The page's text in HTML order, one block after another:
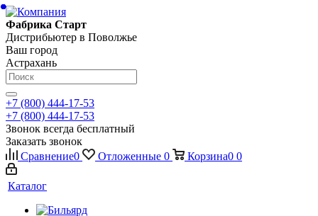
Фабрика Старт
Дистрибьютер в Поволжье
Ваш город
Астрахань
+7 (800) 444-17-53
+7 (800) 444-17-53
Звонок всегда бесплатный
Заказать звонок
Сравнение0 Отложенные 0 Корзина0 0
Каталог